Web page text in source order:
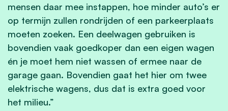
mensen daar mee instappen, hoe minder auto’s er
op termijn zullen rondrijden of een parkeerplaats
moeten zoeken. Een deelwagen gebruiken is
bovendien vaak goedkoper dan een eigen wagen
én je moet hem niet wassen of ermee naar de
garage gaan. Bovendien gaat het hier om twee
elektrische wagens, dus dat is extra goed voor
het milieu.”